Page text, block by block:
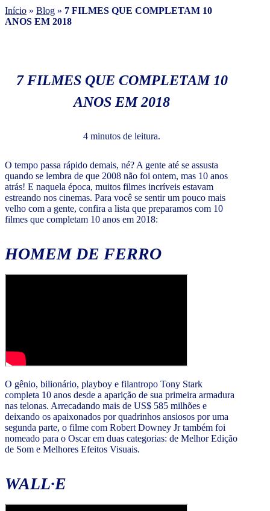
Início » Blog » 7 FILMES QUE COMPLETAM 10
ANOS EM 2018
7 FILMES QUE COMPLETAM 10
ANOS EM 2018
4 minutos de leitura.
O tempo passa rápido demais, né? A gente até se assusta
quando se lembra de que 2008 não foi ontem, mas 10 anos
atrás! E naquela época, muitos filmes incríveis estavam
estreando nos cinemas. Para você se sentir um pouco mais
velho com a gente, confira a lista que preparamos com 10
filmes que completam 10 anos em 2018:
HOMEM DE FERRO
O gênio, bilionário, playboy e filantropo Tony Stark
completa 10 anos desde a aparição de sua primeira armadura
nas telonas. Arrecadando mais de US$ 585 milhões e
deixando os apaixonados por quadrinhos ansiosos por uma
segunda parte, o filme com Robert Downey Jr também foi
nomeado para o Oscar em duas categorias: de Melhor Edição
de Som e Melhores Efeitos Visuais.
WALL·E